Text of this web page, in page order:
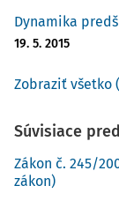
Dynamika
19. 5. 2015
Zobraziť všetko
Súvisiace
Zákon č. 245/
zákon)